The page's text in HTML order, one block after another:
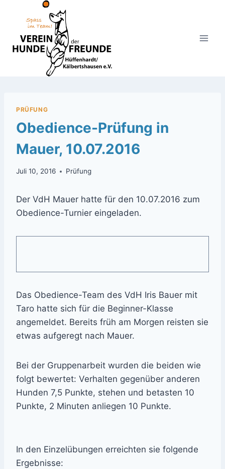
springen
PRÜFUNG
Obedience-Prüfung in
Mauer, 10.07.2016
Juli 10, 2016 Prüfung
Der VdH Mauer hatte für den 10.07.2016 zum
Obedience-Turnier eingeladen.
Das Obedience-Team des VdH Iris Bauer mit
Taro hatte sich für die Beginner-Klasse
angemeldet. Bereits früh am Morgen reisten sie
etwas aufgeregt nach Mauer.
Bei der Gruppenarbeit wurden die beiden wie
folgt bewertet: Verhalten gegenüber anderen
Hunden 7,5 Punkte, stehen und betasten 10
Punkte, 2 Minuten anliegen 10 Punkte.
In den Einzelübungen erreichten sie folgende
Ergebnisse: